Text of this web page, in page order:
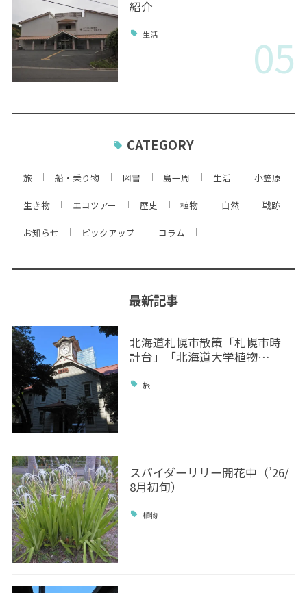
紹介
生活 05
CATEGORY
旅 船・乗り物 図書 島一周 生活 小笠原
生き物 エコツアー 歴史 植物 自然 戦跡
お知らせ ピックアップ コラム
最新記事
北海道札幌市散策「札幌市時
計台」「北海道大学植物…
旅
スパイダーリリー開花中（’26/
8月初旬）
植物